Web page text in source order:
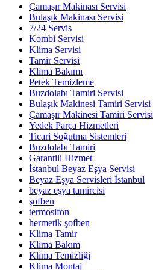
Çamaşır Makinası Servisi
Bulaşık Makinası Servisi
7/24 Servis
Kombi Servisi
Klima Servisi
Tamir Servisi
Klima Bakımı
Petek Temizleme
Buzdolabı Tamiri Servisi
Bulaşık Makinesi Tamiri Servisi
Çamaşır Makinesi Tamiri Servisi
Yedek Parça Hizmetleri
Ticari Soğutma Sistemleri
Buzdolabı Tamiri
Garantili Hizmet
İstanbul Beyaz Eşya Servisi
Beyaz Eşya Servisleri İstanbul
beyaz eşya tamircisi
şofben
termosifon
hermetik şofben
Klima Tamir
Klima Bakım
Klima Temizliği
Klima Montaj